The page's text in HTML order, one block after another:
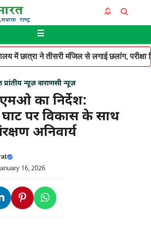
☰
में छात्रा ने तीसरी मंजिल से लगाई छलांग,
प्रांतीय न्यूज़ वाराणसी न्यूज़
का निर्देश:
पर विकास के साथ
अनिवार्य
16, 2026